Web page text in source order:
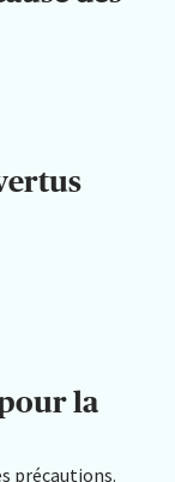
la
précautions.